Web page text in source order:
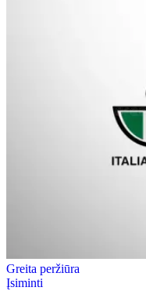
Greita peržiūra
Įsiminti